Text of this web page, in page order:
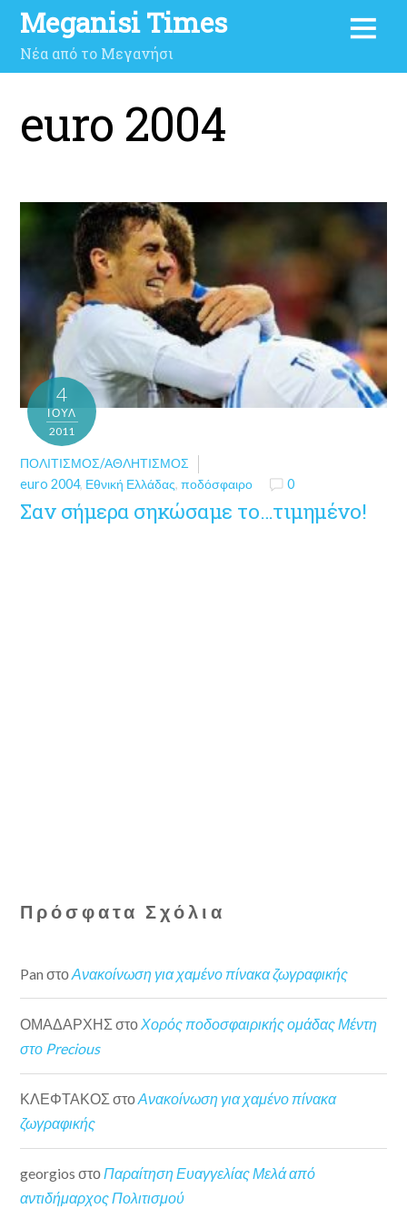
Meganisi Times
Νέα από το Μεγανήσι
euro 2004
4
ΙΟΎΛ
2011
ΠΟΛΙΤΙΣΜΌΣ/ΑΘΛΗΤΙΣΜΌΣ
euro 2004, Εθνική Ελλάδας,ποδόσφαιρο 0
Σαν σήμερα σηκώσαμε το…τιμημένο!
Πρόσφατα Σχόλια
Pan στοΑνακοίνωση για χαμένο πίνακα ζωγραφικής
ΟΜΑΔΑΡΧΗΣ στοΧορός ποδοσφαιρικής ομάδας Μέντη
στο Precious
ΚΛΕΦΤΑΚΟΣ στοΑνακοίνωση για χαμένο πίνακα
ζωγραφικής
georgios στοΠαραίτηση Ευαγγελίας Μελά από
αντιδήμαρχος Πολιτισμού